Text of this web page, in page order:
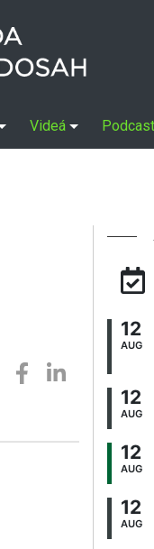
Videá
12
AUG
12
AUG
12
AUG
12
AUG